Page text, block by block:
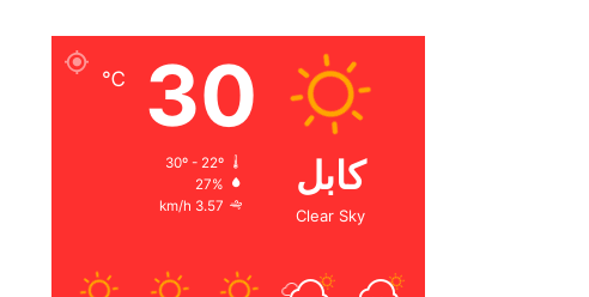
کابل
Clear Sky
30
℃
30º - 22º
27%
3.57 km/h